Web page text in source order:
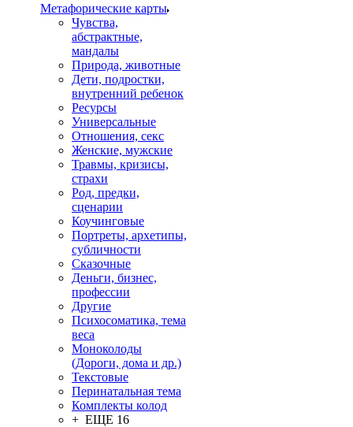
Mетафорические карты
Чувства,
абстрактные,
мандалы
Природа, животные
Дети, подростки,
внутренний ребенок
Ресурсы
Универсальные
Отношения, секс
Женские, мужские
Травмы, кризисы,
страхи
Род, предки,
сценарии
Коучинговые
Портреты, архетипы,
субличности
Сказочные
Деньги, бизнес,
профессии
Другие
Психосоматика, тема
веса
Моноколоды
(Дороги, дома и др.)
Текстовые
Перинатальная тема
Комплекты колод
+ ЕЩЕ 16